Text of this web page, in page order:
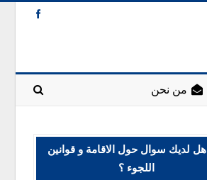
من نحن
هل لديك سوال حول الاقامة و قوانين
اللجوء ؟